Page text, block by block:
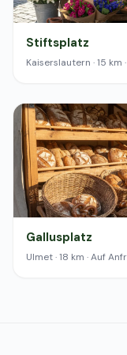
Stiftsplatz
Kaiserslautern · 15
Gallusplatz
Ulmet · 18 km · Auf